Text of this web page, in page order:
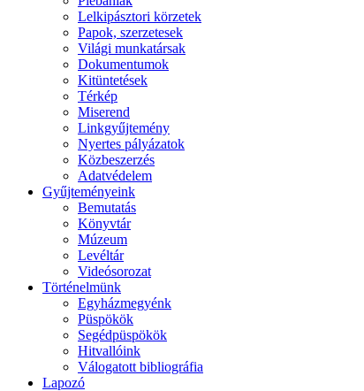
Lelkipásztori körzetek
Papok, szerzetesek
Világi munkatársak
Dokumentumok
Kitüntetések
Térkép
Miserend
Linkgyűjtemény
Nyertes pályázatok
Közbeszerzés
Adatvédelem
Gyűjteményeink
Bemutatás
Könyvtár
Múzeum
Levéltár
Videósorozat
Történelmünk
Egyházmegyénk
Püspökök
Segédpüspökök
Hitvallóink
Válogatott bibliográfia
Lapozó